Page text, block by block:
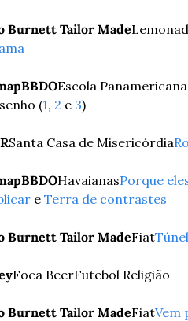
Burnett Tailor Made
Escola
(1, 2 e 3)
Santa Casa de Misericórdia
HavaianasPorque
e Terra de contrastes
Burnett Tailor MadeFiatTúnel
Foca BeerFutebol Religião
Burnett Tailor MadeFiatVem